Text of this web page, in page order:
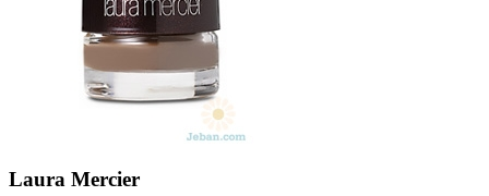
Laura Mercier